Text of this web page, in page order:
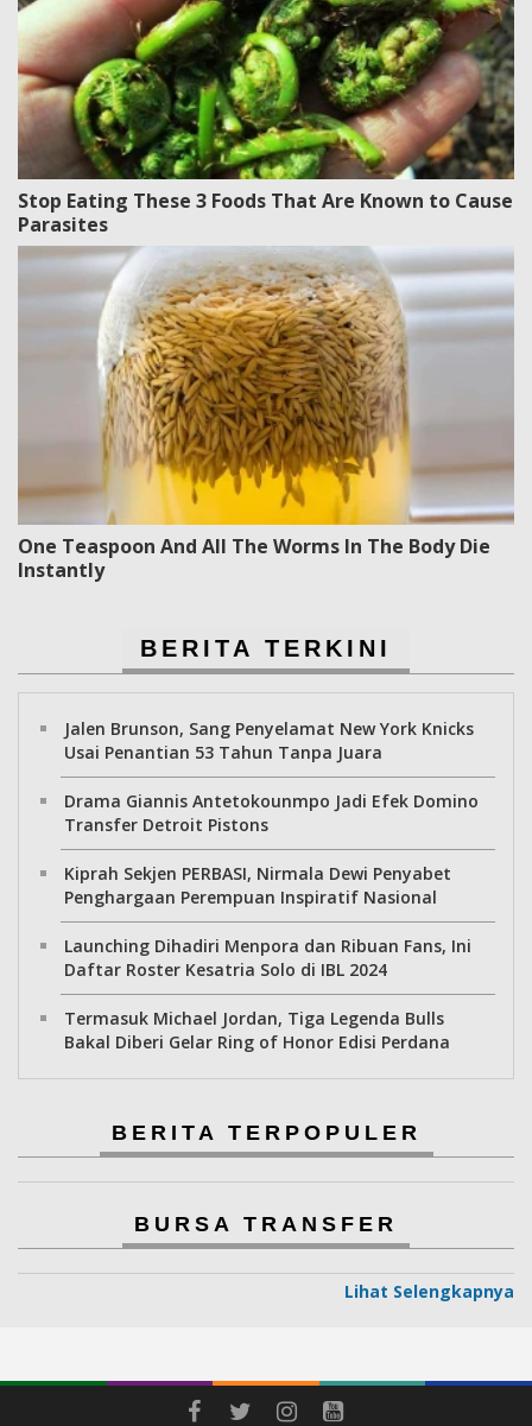
Stop Eating These 3 Foods That Are Known to Cause
Parasites
One Teaspoon And All The Worms In The Body Die
Instantly
BERITA TERKINI
Jalen Brunson, Sang Penyelamat New York Knicks
Usai Penantian 53 Tahun Tanpa Juara
Drama Giannis Antetokounmpo Jadi Efek Domino
Transfer Detroit Pistons
Kiprah Sekjen PERBASI, Nirmala Dewi Penyabet
Penghargaan Perempuan Inspiratif Nasional
Launching Dihadiri Menpora dan Ribuan Fans, Ini
Daftar Roster Kesatria Solo di IBL 2024
Termasuk Michael Jordan, Tiga Legenda Bulls
Bakal Diberi Gelar Ring of Honor Edisi Perdana
BERITA TERPOPULER
BURSA TRANSFER
Lihat Selengkapnya